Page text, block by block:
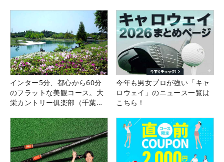
インター5分、都心から60分
のフラットな美観コース。大
栄カントリー俱楽部（千葉
今年も男女プロが強い「キャ
ロウェイ」のニュース一覧は
こちら！